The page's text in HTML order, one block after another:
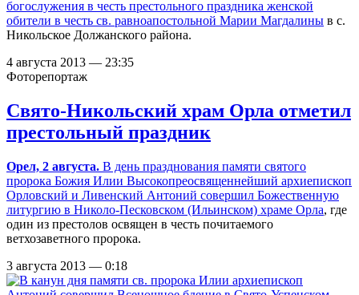
богослужения в честь престольного праздника женской
обители в честь св. равноапостольной Марии Магдалины в с.
Никольское Должанского района.
4 августа 2013 — 23:35
Фоторепортаж
Свято-Никольский храм Орла отметил
престольный праздник
Орел, 2 августа. В день празднования памяти святого
пророка Божия Илии Высокопреосвященнейший архиепископ
Орловский и Ливенский Антоний совершил Божественную
литургию в Николо-Песковском (Ильинском) храме Орла, где
один из престолов освящен в честь почитаемого
ветхозаветного пророка.
3 августа 2013 — 0:18